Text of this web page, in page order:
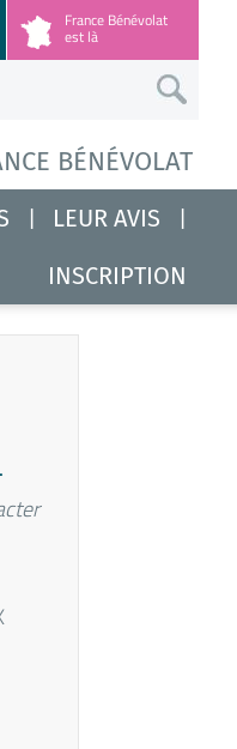
BÉNÉVOLAT
France Bénévolat
est là
LEUR AVIS
INSCRIPTION